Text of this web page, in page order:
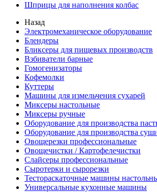
Шприцы для наполнения колбас
Назад
Электромеханическое оборудование
Блендеры
Бликсеры для пищевых производств
Взбиватели барные
Гомогенизаторы
Кофемолки
Куттеры
Машины для измельчения сухарей
Миксеры настольные
Миксеры ручные
Оборудование для производства
Оборудование для производства
Овощерезки профессиональные
Овощечистки / Картофелечистки
Слайсеры профессиональные
Сыротерки и сырорезки
Тестораскаточные машины
Универсальные кухонные машины